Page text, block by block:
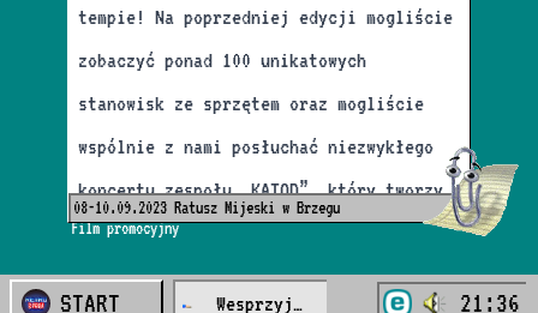
Zrzutka
Film promocyjny
tempie! Na poprzedniej edycji mogliście
zobaczyć ponad 100 unikatowych
stanowisk ze sprzętem oraz mogliście
wspólnie z nami posłuchać niezwykłego
koncertu zespołu „KATOD” ,który tworzy
swoją fenomenalną muzykę na sprzętach
retro! Nie obyło się też bez relaksu z
08-10.09.2023 Ratusz Mijeski w Brzegu
START Wesprzyj 21:36